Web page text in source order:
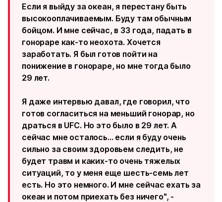
Если я выйду за океан, я перестану быть
высокооплачиваемым. Буду там обычным
бойцом. И мне сейчас, в 33 года, падать в
гонораре как-то неохота. Хочется
заработать. Я был готов пойти на
понижение в гонораре, но мне тогда было
29 лет.
Я даже интервью давал, где говорил, что
готов согласиться на меньший гонорар, но
драться в UFC. Но это было в 29 лет. А
сейчас мне осталось... если я буду очень
сильно за своим здоровьем следить, не
будет травм и каких-то очень тяжелых
ситуаций, то у меня еще шесть-семь лет
есть. Но это немного. И мне сейчас ехать за
океан и потом приехать без ничего", -